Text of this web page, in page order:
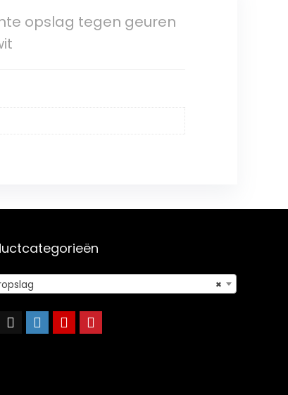
opslag tegen geuren
×